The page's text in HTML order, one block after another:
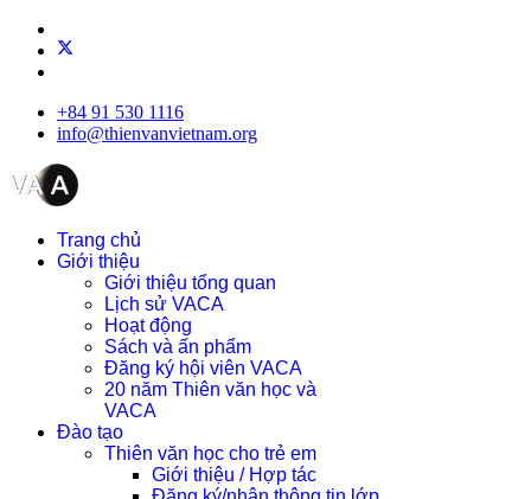
+84 91 530 1116
info@thienvanvietnam.org
Trang chủ
Giới thiệu
Giới thiệu tổng quan
Lịch sử VACA
Hoạt động
Sách và ấn phẩm
Đăng ký hội viên VACA
20 năm Thiên văn học và
VACA
Đào tạo
Thiên văn học cho trẻ em
Giới thiệu / Hợp tác